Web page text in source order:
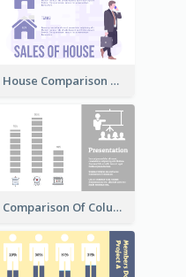
House Comparison With Information
Comparison Of Column Clipart